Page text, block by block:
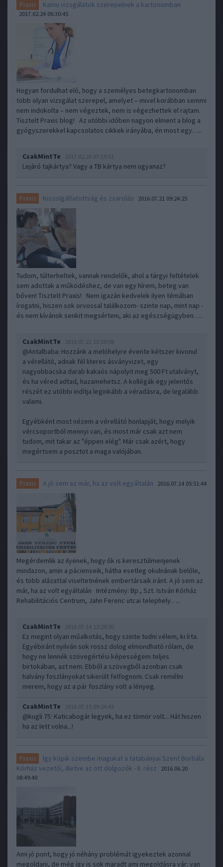
Praxis Kamu vizsgálatok szerepelnek a kartonomban
2017.02.24 06:30:45
Hogyan fordulhat elő, hogy a személyes betegkartonomban
több olyan vizsgálat szerepel, amelyet – mivel korábban semmi
nem indokolta – nem végeztek, nem is végezhettek el rajtam.
Tisztelt Praxis blog! Az utóbbi időben nagyon elment a blog a
gyógyszerekkel kapcsolatos cikkek irányába, én most egy…..
CsakMintTe 2017.02.24 07:19:51
Lejáró tajkártya? Vagy a TB kártya nem ugyanaz?
Praxis Kiszolgáltatottság és zsarolás 2016.07.21 09:24:25
Tudom, túlterheltek, vannak rendelők, ahol a tárgyi feltételek
sem adottak a működéshez, de van egy hírem, beteg van
bőven! Tisztelt Praxis! Nem igazán kedvelek ilyen témában
írogatni, hiszen sok orvossal találkozom- szinte nap, mint nap -
és nem kívánok senkit megsérteni, aki az egészségügyben…..
CsakMintTe 2016.07.21 13:59:08
@Antalbaba: Hozzánk a melóhelyre évente kétszer kivonul
a vérellátó, adnak fél literes ásványvizet, egy
nagyobbacska darab kakaós nápolyit meg 500 Ft utalványt,
és ha véred adtad, hazamehetsz. A kollégák egy jelentős
részét ez utóbbi indítja leginkább a véradásra, de legalább
valami.
Egyébként most nézem a vérellátó honlapját, hogy melyik
vércsoportból mennyi van, és most már csak azt nem
tudom, mit takar az "éppen elég". Már csak azért, hogy
megértsem a posztot a maga valójában.
Praxis A jó sem az már, ha az volt egyáltalán 2016.07.14 05:51:44
Megérdemlik az ilyenek, hogy ők is keresztülmenjenek
mindazon, amin a pácienseik, hátha esetleg okulnának belőle,
és több alázattal viseltetnének embertársaik iránt. A jó sem az
már, ha az volt egyáltalán Intézmény: Bp., Szt. István Kórház
Rehabilitációs Centrum, Jahn Ferenc utcai telephely…..
CsakMintTe 2016.07.14 12:29:50
Ez megint olyan műalkotás, hogy szinte tudni vélem, ki írta.
Egyébiránt nyilván sok rossz dolog elmondható rólam, de
hogy ne lennék szövegértési képességem teljes
birtokában, azt nem. Ebből a szövegből azonban csak
halvány foszlányokat sikerült felfognom. Csak remélni
merem, hogy az a pár foszlány volt a lényeg.
CsakMintTe 2016.07.15 09:24:43
@kugli 75: Katicabogár legyek, ha ez tömör volt... Hát hiszen
ha az lett volna...!
Praxis
Így köpik szembe magukat a tatabányai Szent Borbála
Kórház vezetői, illetve az ott dolgozók - II. rész
2016.06.20
08:49:40
Ami jó pont, hogy jó néhány problémát igyekeztek azonnal
megoldani, de még így is sok maradt ami megoldásra vár: van